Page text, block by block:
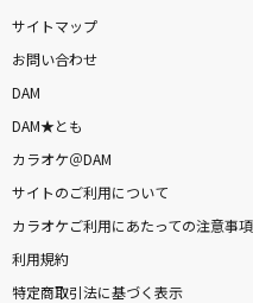
サイトマップ
お問い合わせ
DAM
DAM★とも
カラオケ＠DAM
サイトのご利用について
カラオケご利用にあたっての注意事項
利用規約
特定商取引法に基づく表示